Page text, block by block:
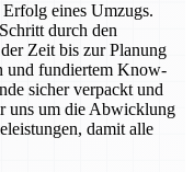
eines Umzugs.
durch den
Zeit bis zur Planung
und fundiertem Know-
sicher verpackt und
uns um die Abwicklung
damit alle